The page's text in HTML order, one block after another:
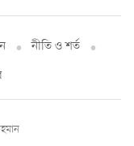
নীতি ও শর্ত